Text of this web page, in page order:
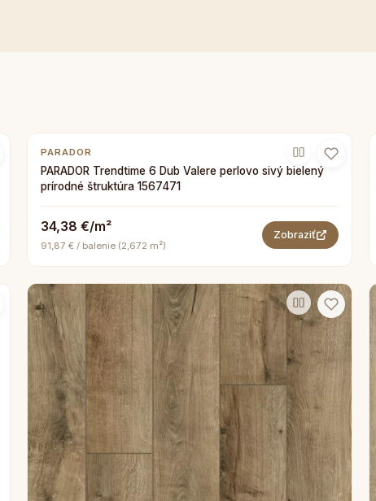
PARADOR
PARADOR Trendtime 6 Dub Valere perlovo sivý bielený
prírodné štruktúra 1567471
34,38 €/m²
91,87 € / balenie (2,672 m²)
Zobraziť